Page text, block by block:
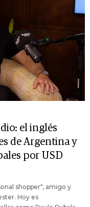
el inglés
de Argentina y
por USD
shopper", amigo y
Hoy es